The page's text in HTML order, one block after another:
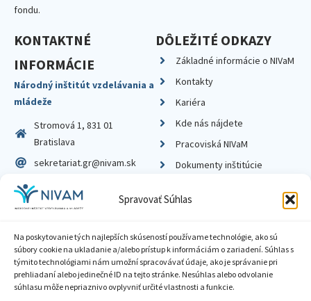
Spravovať Súhlas
Na poskytovanie tých najlepších skúseností používame technológie, ako sú
súbory cookie na ukladanie a/alebo prístup k informáciám o zariadení. Súhlas s
týmito technológiami nám umožní spracovávať údaje, ako je správanie pri
prehliadaní alebo jedinečné ID na tejto stránke. Nesúhlas alebo odvolanie
súhlasu môže nepriaznivo ovplyvniť určité vlastnosti a funkcie.
fondu.
KONTAKTNÉ
INFORMÁCIE
Národný inštitút vzdelávania a
mládeže
Stromová 1, 831 01
Bratislava
sekretariat.gr@nivam.sk
IČO: 00164348
DIČ: 2020798714
DÔLEŽITÉ ODKAZY
Základné informácie o NIVaM
Kontakty
Kariéra
Kde nás nájdete
Pracoviská NIVaM
Dokumenty inštitúcie
Zásady ochrany súkromia